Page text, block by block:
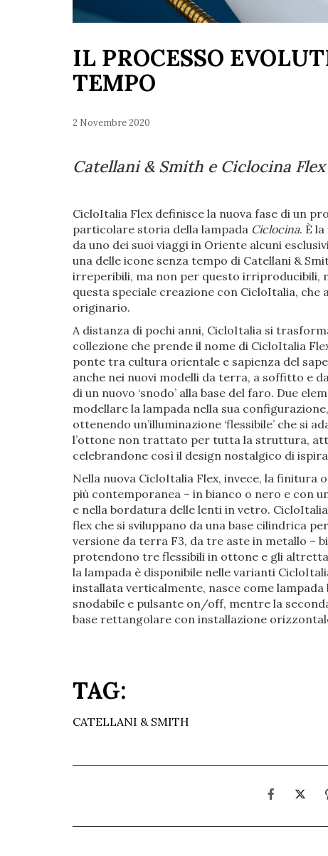
IL PROCESSO
TEMPO
2 Novembre 2020
Catellani & Smith e Ciclocina Flex
CicloItalia Flex definisce la nuova fase di un
particolare storia della lampada Ciclocina. È
da uno dei suoi viaggi in Oriente alcuni
una delle icone senza tempo di Catellani &
irreperibili, ma non per questo irriproducibili,
questa speciale creazione con CicloItalia,
originario.
A distanza di pochi anni, CicloItalia si
collezione che prende il nome di CicloItalia
ponte tra cultura orientale e sapienza del
anche nei nuovi modelli da terra, a soffitto e
di un nuovo ‘snodo’ alla base del faro. Due
modellare la lampada nella sua
ottenendo un’illuminazione ‘flessibile’ che si
l’ottone non trattato per tutta la struttura,
celebrandone così il design nostalgico di
Nella nuova CicloItalia Flex, invece, la
più contemporanea – in bianco o nero e con
e nella bordatura delle lenti in vetro.
flex che si sviluppano da una base cilindrica
versione da terra F3, da tre aste in metallo –
protendono tre flessibili in ottone e gli
la lampada è disponibile nelle varianti
installata verticalmente, nasce come
snodabile e pulsante on/off, mentre la
base rettangolare con installazione
TAG:
CATELLANI & SMITH